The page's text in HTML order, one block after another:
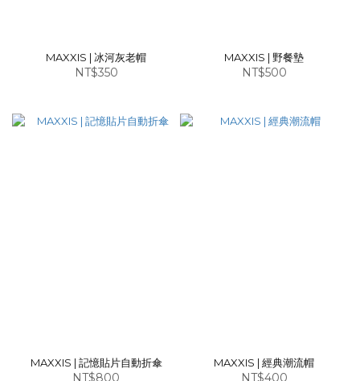
MAXXIS | 冰河灰老帽
NT$350
MAXXIS | 野餐墊
NT$500
MAXXIS | 記憶貼片自動折傘
NT$800
MAXXIS | 經典潮流帽
NT$400